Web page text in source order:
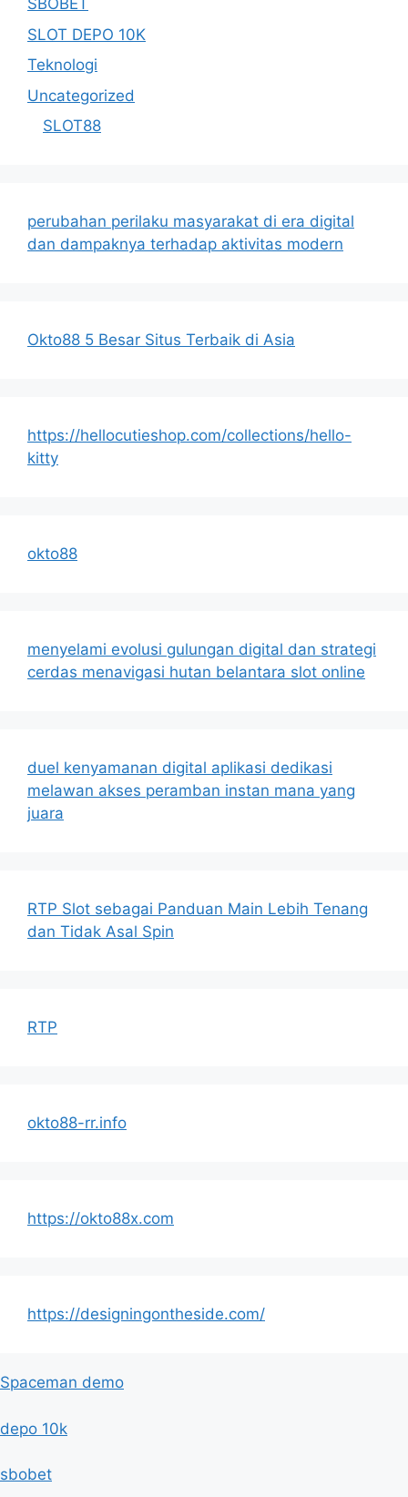
SBOBET
SLOT DEPO 10K
Teknologi
Uncategorized
SLOT88
perubahan perilaku masyarakat di era digital
dan dampaknya terhadap aktivitas modern
Okto88 5 Besar Situs Terbaik di Asia
https://hellocutieshop.com/collections/hello-
kitty
okto88
menyelami evolusi gulungan digital dan strategi
cerdas menavigasi hutan belantara slot online
duel kenyamanan digital aplikasi dedikasi
melawan akses peramban instan mana yang
juara
RTP Slot sebagai Panduan Main Lebih Tenang
dan Tidak Asal Spin
RTP
okto88-rr.info
https://okto88x.com
https://designingontheside.com/
Spaceman demo
depo 10k
sbobet